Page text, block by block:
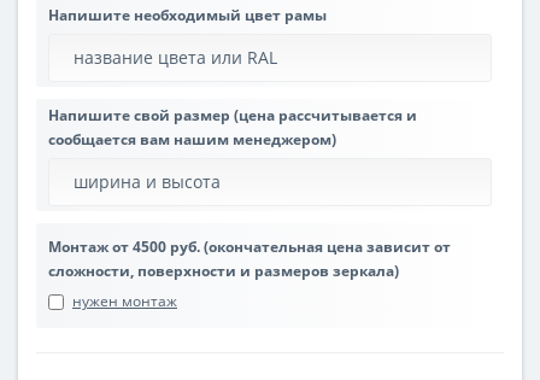
Напишите необходимый цвет рамы
Напишите свой размер (цена рассчитывается и
сообщается вам нашим менеджером)
Монтаж от 4500 руб. (окончательная цена зависит от
сложности, поверхности и размеров зеркала)
нужен монтаж